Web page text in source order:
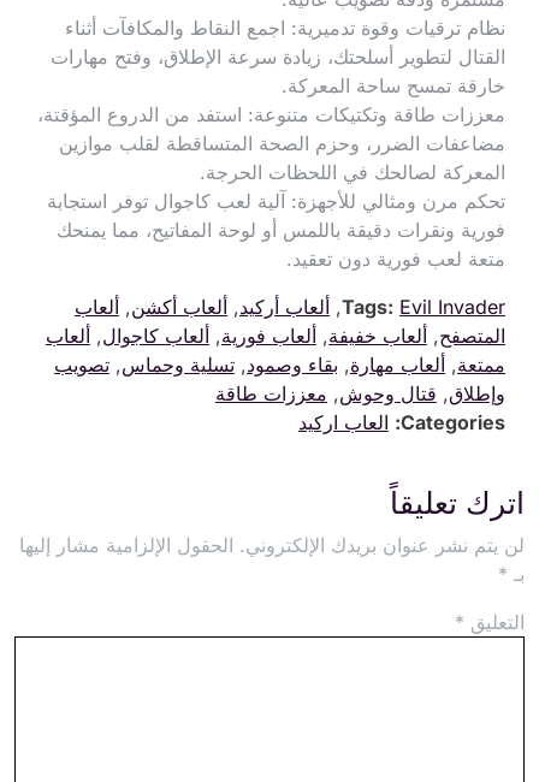
نظام ترقيات وقوة تدميرية: اجمع النقاط والمكافآت أثناء
القتال لتطوير أسلحتك، زيادة سرعة الإطلاق، وفتح مهارات
خارقة تمسح ساحة المعركة.
معززات طاقة وتكتيكات متنوعة: استفد من الدروع المؤقتة،
مضاعفات الضرر، وحزم الصحة المتساقطة لقلب موازين
المعركة لصالحك في اللحظات الحرجة.
تحكم مرن ومثالي للأجهزة: آلية لعب كاجوال توفر استجابة
فورية ونقرات دقيقة باللمس أو لوحة المفاتيح، مما يمنحك
متعة لعب فورية دون تعقيد.
Tags: Evil Invader
, ألعاب أركيد, ألعاب أكشن, ألعاب
المتصفح, ألعاب خفيفة, ألعاب فورية, ألعاب كاجوال, ألعاب
ممتعة, ألعاب مهارة, بقاء وصمود, تسلية وحماس, تصويب
وإطلاق, قتال وحوش, معززات طاقة
Categories: العاب اركيد
اترك تعليقاً
لن يتم نشر عنوان بريدك الإلكتروني. الحقول الإلزامية مشار إليها
بـ *
التعليق *